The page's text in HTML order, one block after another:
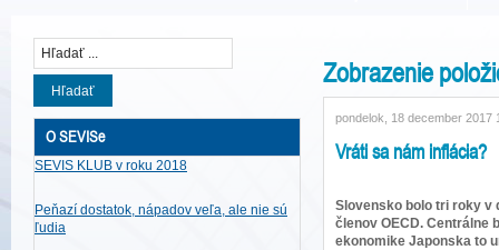
Hľadať
O SEVISe
SEVIS KLUB v roku 2018
Peňazí dostatok, nápadov veľa, ale nie sú
ľudia
Zobrazenie
pondelok, 18 december 2017
Vráti sa nám inflácia?
Slovensko bolo tri roky v
členov OECD. Centrálne
ekonomike Japonska to